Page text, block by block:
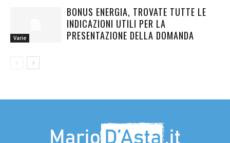
Varie
BONUS ENERGIA, TROVATE TUTTE LE
INDICAZIONI UTILI PER LA
PRESENTAZIONE DELLA DOMANDA